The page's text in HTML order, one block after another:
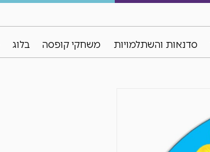
סדנאות והשתלמויות משחקי קופסה בלוג